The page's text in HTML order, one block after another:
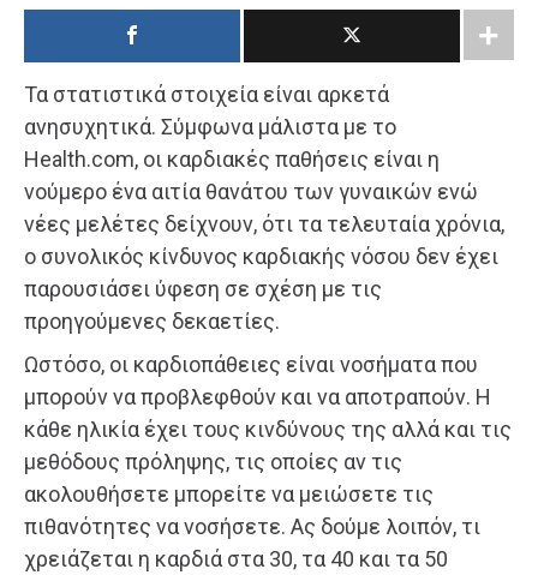
Τα στατιστικά στοιχεία είναι αρκετά
ανησυχητικά. Σύμφωνα μάλιστα με το
Health.com, οι καρδιακές παθήσεις είναι η
νούμερο ένα αιτία θανάτου των γυναικών ενώ
νέες μελέτες δείχνουν, ότι τα τελευταία χρόνια,
ο συνολικός κίνδυνος καρδιακής νόσου δεν έχει
παρουσιάσει ύφεση σε σχέση με τις
προηγούμενες δεκαετίες.
Ωστόσο, οι καρδιοπάθειες είναι νοσήματα που
μπορούν να προβλεφθούν και να αποτραπούν. Η
κάθε ηλικία έχει τους κινδύνους της αλλά και τις
μεθόδους πρόληψης, τις οποίες αν τις
ακολουθήσετε μπορείτε να μειώσετε τις
πιθανότητες να νοσήσετε. Ας δούμε λοιπόν, τι
χρειάζεται η καρδιά στα 30, τα 40 και τα 50